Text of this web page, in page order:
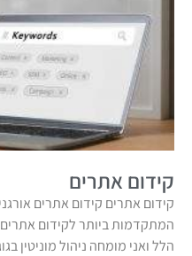
קידום אתרים
קידום אתרים קידום אתרים
המתקדמות ביותר לקידום אתרים
הלל ואני מומחה ניהול מוניטין